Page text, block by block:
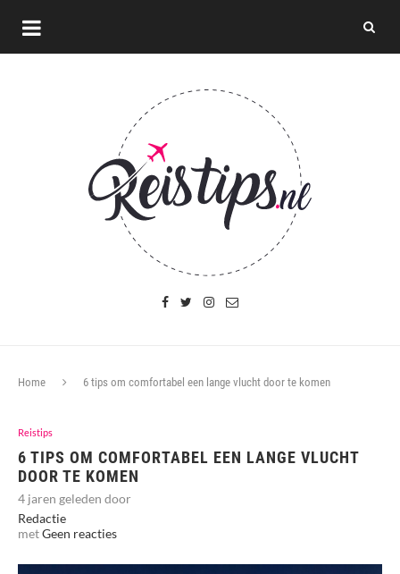
Home 6 tips om comfortabel een lange vlucht door te komen
Reistips
6 TIPS OM COMFORTABEL EEN LANGE VLUCHT
DOOR TE KOMEN
4 jaren geleden door
Redactie
metGeen reacties